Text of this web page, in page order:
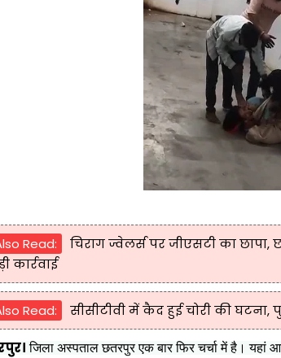
Read:
चिराग ज्वेलर्स पर जीएसटी का
कार्रवाई
Read: सीसीटीवी में कैद हुई चोरी की घटना,
जिला अस्पताल छतरपुर एक बार फिर चर्चा में है। यहां